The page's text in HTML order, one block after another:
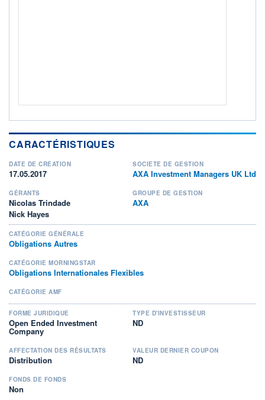
CARACTÉRISTIQUES
DATE DE CRÉATION
17.05.2017
SOCIÉTÉ DE GESTION
AXA Investment Managers UK Ltd
GÉRANTS
Nicolas Trindade
Nick Hayes
GROUPE DE GESTION
AXA
CATÉGORIE GÉNÉRALE
Obligations Autres
CATÉGORIE MORNINGSTAR
Obligations Internationales Flexibles
CATÉGORIE AMF
FORME JURIDIQUE
Open Ended Investment
Company
TYPE D'INVESTISSEUR
ND
AFFECTATION DES RÉSULTATS
Distribution
VALEUR DERNIER COUPON
ND
FONDS DE FONDS
Non